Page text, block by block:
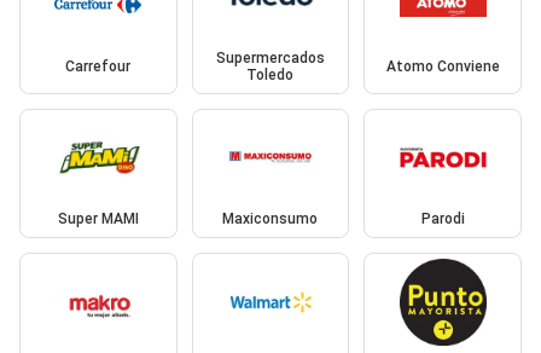
Carrefour
Supermercados
Toledo
Atomo Conviene
Super MAMI Maxiconsumo Parodi